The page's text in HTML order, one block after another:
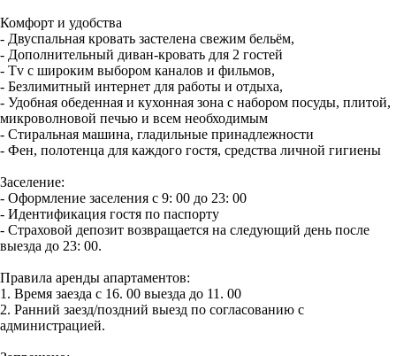
Комфорт и удобства
- Двуспальная кровать застелена свежим бельём,
- Дополнительный диван-кровать для 2 гостей
- Tv с широким выбором каналов и фильмов,
- Безлимитный интернет для работы и отдыха,
- Удобная обеденная и кухонная зона с набором посуды, плитой,
микроволновой печью и всем необходимым
- Стиральная машина, гладильные принадлежности
- Фен, полотенца для каждого гостя, средства личной гигиены
Заселение:
- Оформление заселения с 9: 00 до 23: 00
- Идентификация гостя по паспорту
- Страховой депозит возвращается на следующий день после
выезда до 23: 00.
Правила аренды апартаментов:
1. Время заезда с 16. 00 выезда до 11. 00
2. Ранний заезд/поздний выезд по согласованию с
администрацией.